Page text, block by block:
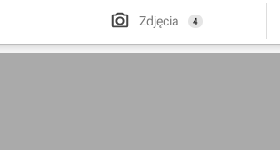
Zdjęcia 4